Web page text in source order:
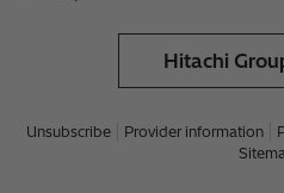
Hitachi
Unsubscribe Provider information